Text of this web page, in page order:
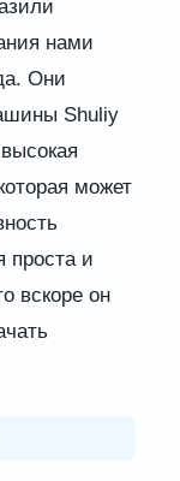
нами
Они
Shuliy
может
проста и
вскоре он